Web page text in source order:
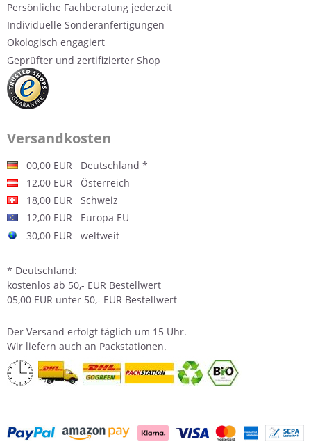
Persönliche Fachberatung jederzeit
Individuelle Sonderanfertigungen
Ökologisch engagiert
Geprüfter und zertifizierter Shop
Versandkosten
00,00 EUR Deutschland *
12,00 EUR Österreich
18,00 EUR Schweiz
12,00 EUR Europa EU
30,00 EUR weltweit
* Deutschland:
kostenlos ab 50,- EUR Bestellwert
05,00 EUR unter 50,- EUR Bestellwert
Der Versand erfolgt täglich um 15 Uhr.
Wir liefern auch an Packstationen.